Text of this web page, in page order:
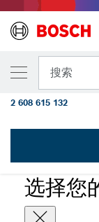
搜索
选择您
您选择的型号
PRO专业系
米，22.23毫米
2 608 615 132